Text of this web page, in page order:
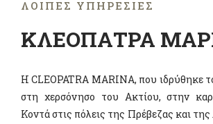
ΛΟΙΠΈΣ ΥΠΗΡΕΣΊΕΣ
ΚΛΕΟΠΑΤΡΑ
ΗCLEOPATRA MARINA, που ιδρύθηκε
στη χερσόνησο του Ακτίου, στην
Κοντά στις πόλεις της Πρέβεζας και